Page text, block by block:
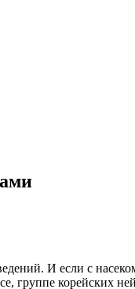
И если с
группе корейских